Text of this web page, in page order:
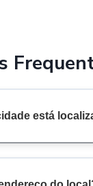
está